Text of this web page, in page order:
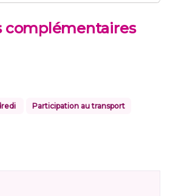
complémentaires
Participation au transport